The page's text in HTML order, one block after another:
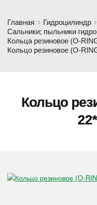
Главная
Гидроцилиндр
Сальники; пыльники
Кольца резиновое (O-
Кольцо резиновое (O-
Кольцо